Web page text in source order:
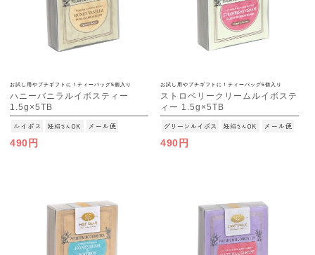
お試し用やプチギフトに！ティーバッグ5個入り
ハニーバニラルイボスティー
1.5g×5TB
[M便 1/15]
490円
お試し用やプチギフトに！ティーバッグ5個入り
ストロベリークリームルイボステ
ィー 1.5g×5TB
[M便 1/15]
490円